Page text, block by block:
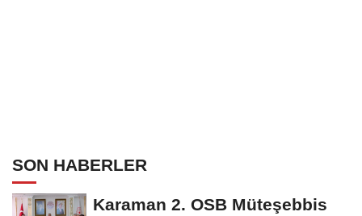
SON HABERLER
Karaman 2. OSB Müteşebbis